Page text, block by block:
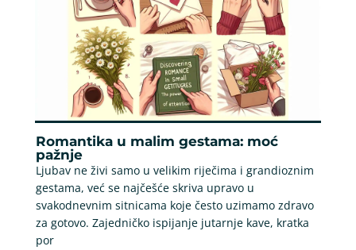
Romantika u malim gestama: moć
pažnje
Ljubav ne živi samo u velikim riječima i grandioznim
gestama, već se najčešće skriva upravo u
svakodnevnim sitnicama koje često uzimamo zdravo
za gotovo. Zajedničko ispijanje jutarnje kave, kratka
por